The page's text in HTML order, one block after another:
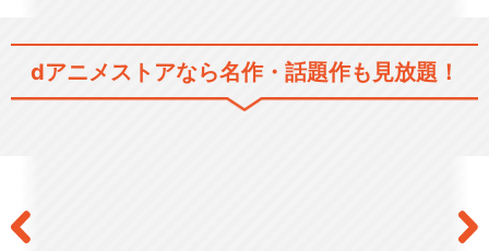
dアニメストアなら名作・話題作も見放題！